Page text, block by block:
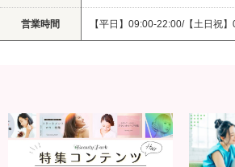
営業時間 【平日】09:00-22:00/【土日祝